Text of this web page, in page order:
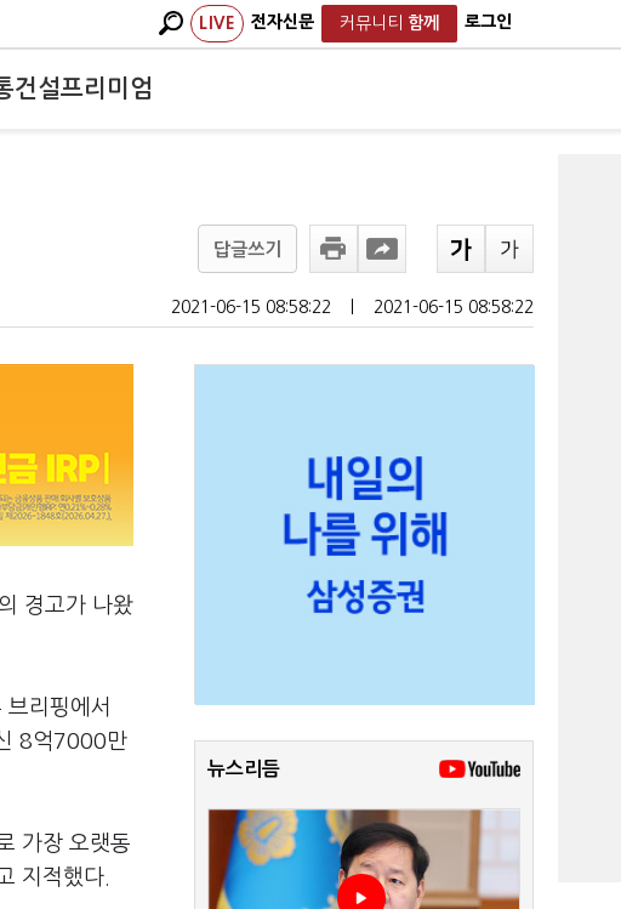
LIVE 전자신문 커뮤니티 함께 로그인
건설프리미엄
답글쓰기
2021-06-15 08:58:22 2021-06-15 08:58:22
경고가 나왔
리핑에서
8억7000만
가장 오랫동
지적했다.
뉴스리듬